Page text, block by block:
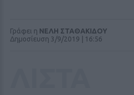
Γράφει η ΝΕΛΗ ΣΤΑΘΑΚΙΔΟΥ
Δημοσίευση 3/9/2019 | 16:56